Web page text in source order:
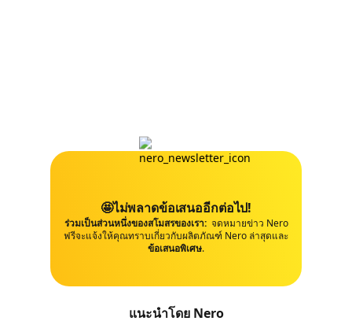
🤩ไม่พลาดข้อเสนออีกต่อไป!
ร่วมเป็นส่วนหนึ่งของสโมสรของเรา: จดหมายข่าว Nero
ฟรีจะแจ้งให้คุณทราบเกี่ยวกับผลิตภัณฑ์ Nero ล่าสุดและ
ข้อเสนอพิเศษ.
แนะนําโดย Nero